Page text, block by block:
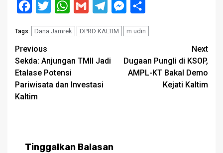
Facebook
Twitter WhatsApp
Gmail TelegramMessenger
Tags: Dana Jamrek DPRD KALTIM m udin
Post
navigation
Previous
Sekda: Anjungan TMII Jadi
Etalase Potensi
Pariwisata dan Investasi
Kaltim
Next
Dugaan Pungli di KSOP,
AMPL-KT Bakal Demo
Kejati Kaltim
Tinggalkan Balasan